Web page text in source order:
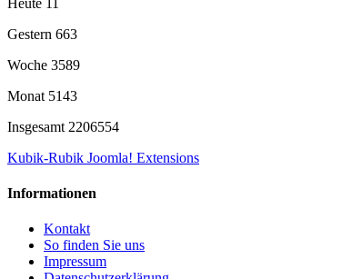
Gestern 663
Woche 3589
Monat 5143
Insgesamt 2206554
Kubik-Rubik Joomla! Extensions
Informationen
Kontakt
So finden Sie uns
Impressum